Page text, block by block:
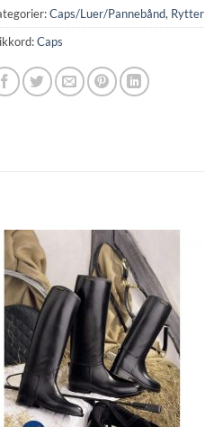
Caps/Luer/Pannebånd, Rytter
Caps